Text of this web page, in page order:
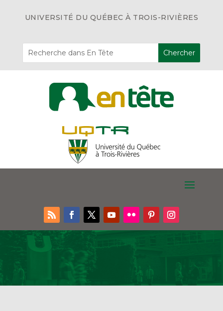
UNIVERSITÉ DU QUÉBEC À TROIS-RIVIÈRES